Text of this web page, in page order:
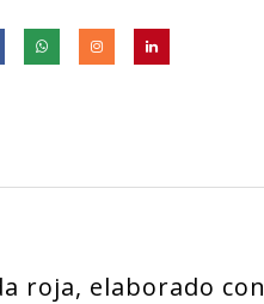
roja, elaborado con